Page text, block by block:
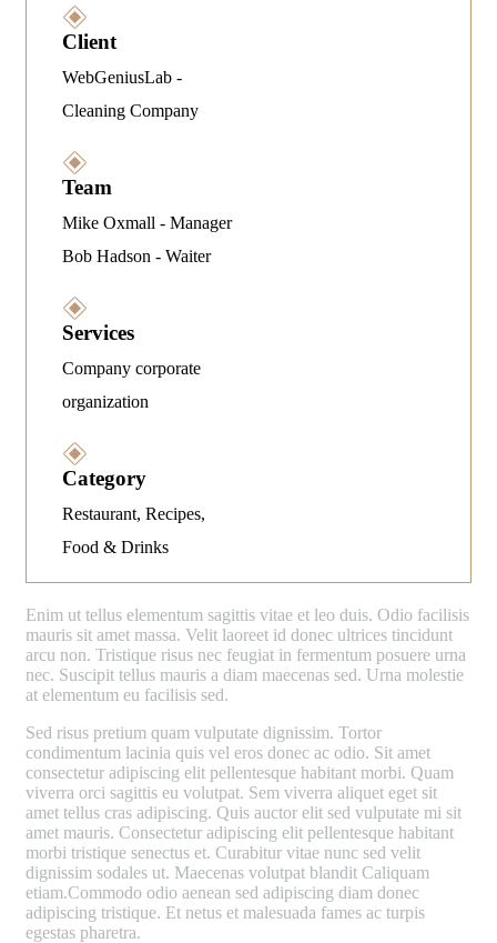
Client
WebGeniusLab -
Cleaning Company
Team
Mike Oxmall - Manager
Bob Hadson - Waiter
Services
Company corporate
organization
Category
Restaurant, Recipes,
Food & Drinks
Enim ut tellus elementum sagittis vitae et leo duis. Odio facilisis
mauris sit amet massa. Velit laoreet id donec ultrices tincidunt
arcu non. Tristique risus nec feugiat in fermentum posuere urna
nec. Suscipit tellus mauris a diam maecenas sed. Urna molestie
at elementum eu facilisis sed.
Sed risus pretium quam vulputate dignissim. Tortor
condimentum lacinia quis vel eros donec ac odio. Sit amet
consectetur adipiscing elit pellentesque habitant morbi. Quam
viverra orci sagittis eu volutpat. Sem viverra aliquet eget sit
amet tellus cras adipiscing. Quis auctor elit sed vulputate mi sit
amet mauris. Consectetur adipiscing elit pellentesque habitant
morbi tristique senectus et. Curabitur vitae nunc sed velit
dignissim sodales ut. Maecenas volutpat blandit Caliquam
etiam.Commodo odio aenean sed adipiscing diam donec
adipiscing tristique. Et netus et malesuada fames ac turpis
egestas pharetra.